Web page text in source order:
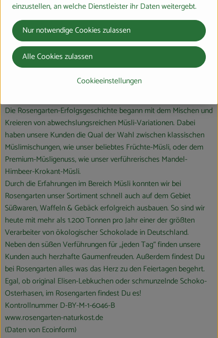
Die Rosengarten-Erfolgsgeschichte begann mit dem Mischen und
Kreieren von abwechslungsreichen Müsli-Variationen. Dabei
haben unsere Kunden die Qual der Wahl zwischen klassischen
Müslimischungen, wie unser beliebtes Früchte-Müsli, oder dem
Premium-Müsligenuss, wie unser verführerisches Mandel-
Himbeer-Krokant-Müsli.
Durch die Erfahrungen im Bereich Müsli konnten wir bei
Rosengarten unser Sortiment schnell auch auf dem Gebiet
Süßwaren, Waffeln & Gebäck erfolgreich ausbauen. So sind wir
heute mit mehr als 1.200 Tonnen pro Jahr einer der größten
Verarbeiter von ökologischer Schokolade in Deutschland.
Neben den süßen Verführungen für „jeden Tag“ finden unsere
Kunden auch herzhafte Gaumenfreuden. Außerdem findest Du
bei Rosengarten alles was das Herz zu den Feiertagen begehrt.
Egal, ob original Elisen-Lebkuchen oder schmunzelnde Schoko-
Osterhasen, im Rosengarten findest Du es!
Kontrollnummer D-BY-M-1-6046-B
www.rosengarten-naturkost.de
(Daten von Ecoinform)
einzustellen, an welche Dienstleister ihr Daten weitergebt.
Cookieeinstellungen
Nur notwendige Cookies zulassen
Alle Cookies zulassen